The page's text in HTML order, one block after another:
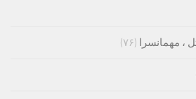
، مهمانسرا (۷۶)